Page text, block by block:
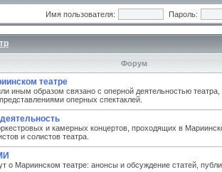
Имя пользователя: Пароль:
Форум
театре
иным образом связано с оперной деятельностью
оперных спектаклей.
и камерных концертов, проходящих в
и солистов театра.
о Мариинском театре: анонсы и обсуждение статей,